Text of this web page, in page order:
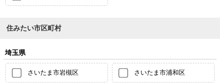
住みたい市区町村
埼玉県
さいたま市岩槻区 さいたま市浦和区